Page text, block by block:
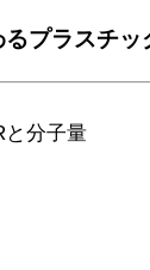
プラスチッ
分子量